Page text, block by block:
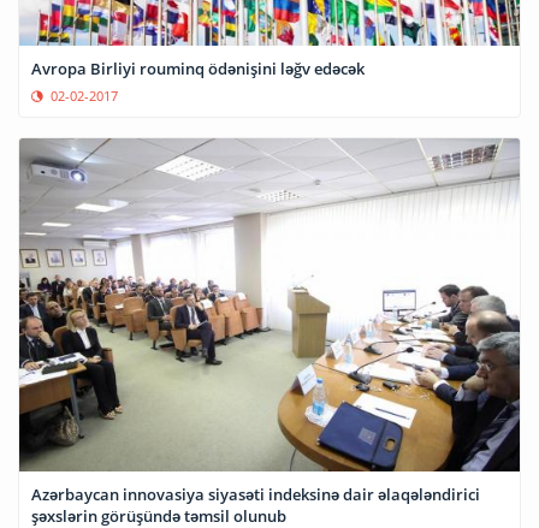
Avropa Birliyi rouminq ödənişini ləğv edəcək
02-02-2017
Azərbaycan innovasiya siyasəti indeksinə dair əlaqələndirici
şəxslərin görüşündə təmsil olunub